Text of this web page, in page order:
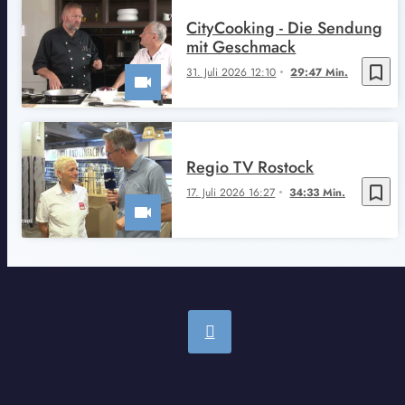
bookmark_border
31. Juli 2026 12:10 29:47 Min.
CityCooking - Die Sendung
mit Geschmack
bookmark_border
17. Juli 2026 16:27 34:33 Min.
Regio TV Rostock